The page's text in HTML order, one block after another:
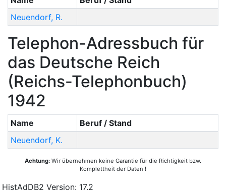
Neuendorf, R.
Telephon-Adressbuch für
das Deutsche Reich
(Reichs-Telephonbuch)
1942
Name
Beruf / Stand
Neuendorf, K.
Achtung: Wir übernehmen keine Garantie für die Richtigkeit bzw.
Komplettheit der Daten !
HistAdDB2 Version: 17.2